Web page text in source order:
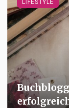
LIFESTYLE